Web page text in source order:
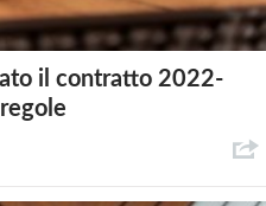
il contratto 2022-